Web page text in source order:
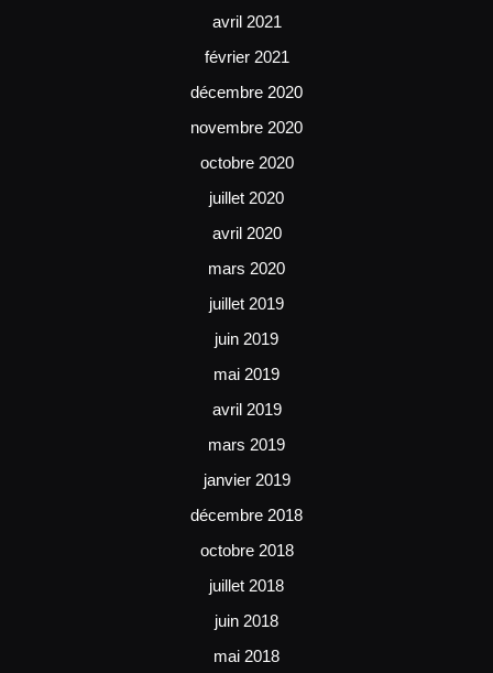
avril 2021
février 2021
décembre 2020
novembre 2020
octobre 2020
juillet 2020
avril 2020
mars 2020
juillet 2019
juin 2019
mai 2019
avril 2019
mars 2019
janvier 2019
décembre 2018
octobre 2018
juillet 2018
juin 2018
mai 2018